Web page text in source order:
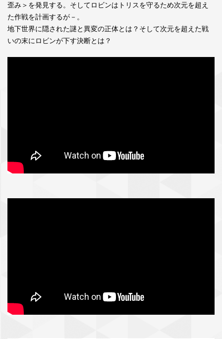
歪み＞を発見する。そしてロビンはトリスを守るため次元を超え
た作戦を計画するが－。
地下世界に隠された謎と異変の正体とは？そして次元を超えた戦
いの末にロビンが下す決断とは？